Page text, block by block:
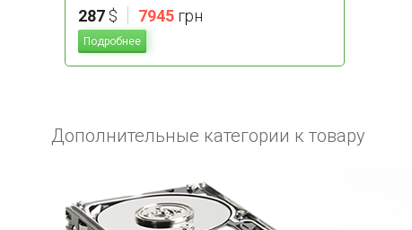
287 $ | 7945 грн
Подробнее
Дополнительные категории к товару